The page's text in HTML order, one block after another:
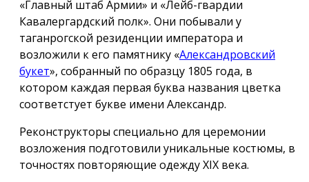
«Главный штаб Армии» и «Лейб-гвардии
Кавалергардский полк». Они побывали у
таганрогской резиденции императора и
возложили к его памятнику «Александровский
букет», собранный по образцу 1805 года, в
котором каждая первая буква названия цветка
соответстует букве имени Александр.
Реконструкторы специально для церемонии
возложения подготовили уникальные костюмы, в
точностях повторяющие одежду ХIX века.